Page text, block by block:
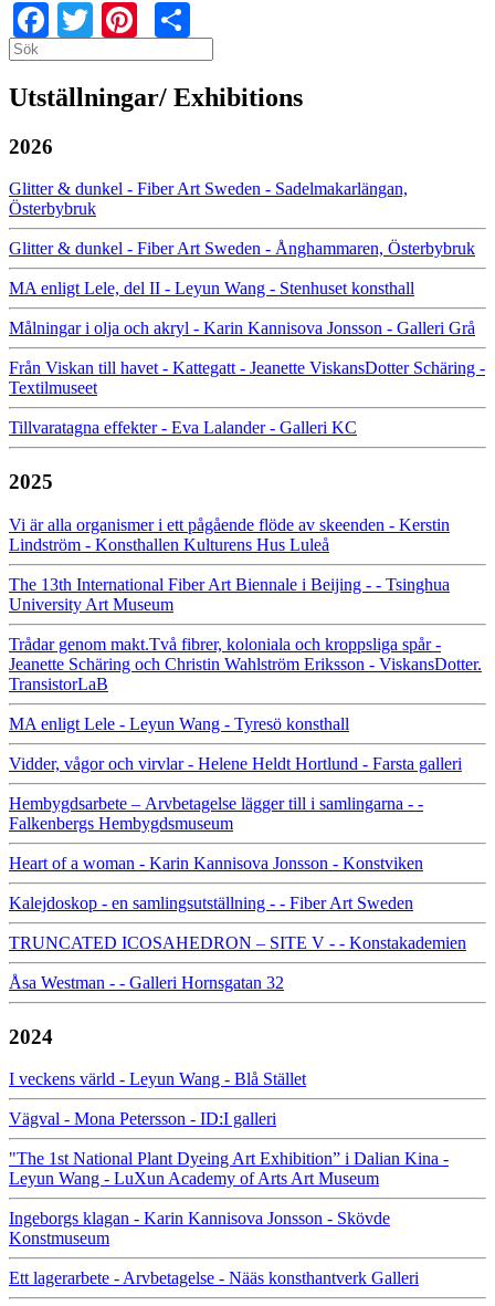
Facebook
TwitterPinterest
Search
Utställningar/ Exhibitions
2026
Glitter & dunkel - Fiber Art Sweden - Sadelmakarlängan,
Österbybruk
Glitter & dunkel - Fiber Art Sweden - Ånghammaren, Österbybruk
MA enligt Lele, del II - Leyun Wang - Stenhuset konsthall
Målningar i olja och akryl - Karin Kannisova Jonsson - Galleri Grå
Från Viskan till havet - Kattegatt - Jeanette ViskansDotter Schäring -
Textilmuseet
Tillvaratagna effekter - Eva Lalander - Galleri KC
2025
Vi är alla organismer i ett pågående flöde av skeenden - Kerstin
Lindström - Konsthallen Kulturens Hus Luleå
The 13th International Fiber Art Biennale i Beijing - - Tsinghua
University Art Museum
Trådar genom makt.Två fibrer, koloniala och kroppsliga spår -
Jeanette Schäring och Christin Wahlström Eriksson - ViskansDotter.
TransistorLaB
MA enligt Lele - Leyun Wang - Tyresö konsthall
Vidder, vågor och virvlar - Helene Heldt Hortlund - Farsta galleri
Hembygdsarbete – Arvbetagelse lägger till i samlingarna - -
Falkenbergs Hembygdsmuseum
Heart of a woman - Karin Kannisova Jonsson - Konstviken
Kalejdoskop - en samlingsutställning - - Fiber Art Sweden
TRUNCATED ICOSAHEDRON – SITE V - - Konstakademien
Åsa Westman - - Galleri Hornsgatan 32
2024
I veckens värld - Leyun Wang - Blå Stället
Vägval - Mona Petersson - ID:I galleri
"The 1st National Plant Dyeing Art Exhibition” i Dalian Kina -
Leyun Wang - LuXun Academy of Arts Art Museum
Ingeborgs klagan - Karin Kannisova Jonsson - Skövde
Konstmuseum
Ett lagerarbete - Arvbetagelse - Nääs konsthantverk Galleri